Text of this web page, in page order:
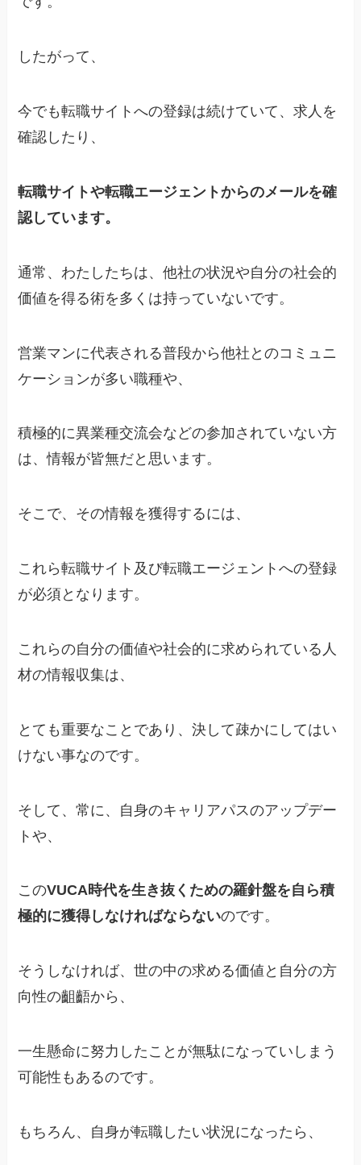
したがって、
今でも転職サイトへの登録は続けていて、求人を
確認したり、
転職サイトや転職エージェントからのメールを確
認しています。
通常、わたしたちは、他社の状況や自分の社会的
価値を得る術を多くは持っていないです。
営業マンに代表される普段から他社とのコミュニ
ケーションが多い職種や、
積極的に異業種交流会などの参加されていない方
は、情報が皆無だと思います。
そこで、その情報を獲得するには、
これら転職サイト及び転職エージェントへの登録
が必須となります。
これらの自分の価値や社会的に求められている人
材の情報収集は、
とても重要なことであり、決して疎かにしてはい
けない事なのです。
そして、常に、自身のキャリアパスのアップデー
トや、
このVUCA時代を生き抜くための羅針盤を自ら積
極的に獲得しなければならないのです。
そうしなければ、世の中の求める価値と自分の方
向性の齟齬から、
一生懸命に努力したことが無駄になっていしまう
可能性もあるのです。
もちろん、自身が転職したい状況になったら、